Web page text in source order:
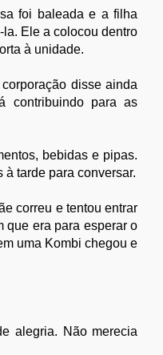
foi baleada e a filha
Ele a colocou dentro
à unidade.
disse ainda
contribuindo para as
bebidas e pipas.
tarde para conversar.
correu e tentou entrar
que era para esperar o
uma Kombi chegou e
alegria. Não merecia